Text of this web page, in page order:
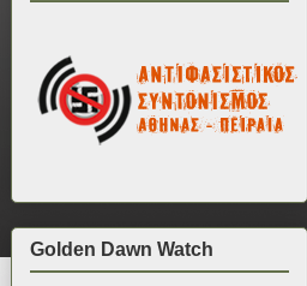
Golden Dawn Watch